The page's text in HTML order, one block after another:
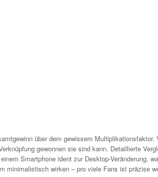
über dem gewissem
gewonnen sie sind kann. Detaillierte
Smartphone ident zur Desktop-Veränderung,
minimalistisch wirken – pro viele Fans ist präzise